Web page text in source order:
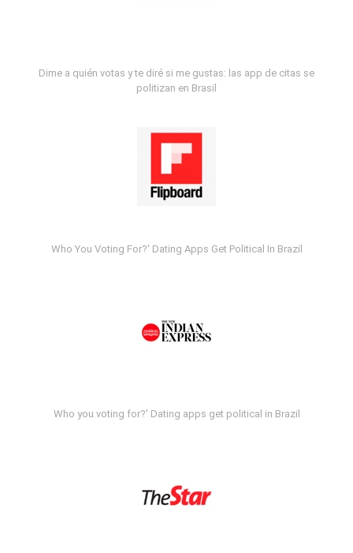
Dime a quién votas y te diré si me gustas: las app de citas se
politizan en Brasil
Who You Voting For?' Dating Apps Get Political In Brazil
Who you voting for?' Dating apps get political in Brazil